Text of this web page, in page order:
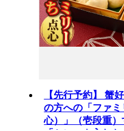
【先行予約】 蟹
の方への「ファ
心）」（壱段重